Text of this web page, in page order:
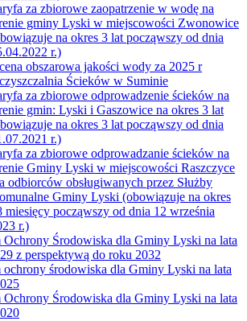
za zbiorowe zaopatrzenie w wodę na
gminy Lyski w miejscowości Zwonowice
na okres 3 lat począwszy od dnia
r.)
obszarowa jakości wody za 2025 r
Ścieków w Suminie
za zbiorowe odprowadzenie ścieków na
gmin: Lyski i Gaszowice na okres 3 lat
na okres 3 lat począwszy od dnia
r.)
za zbiorowe odprowadzanie ścieków na
Gminy Lyski w miejscowości Raszczyce
odbiorców obsługiwanych przez Służby
Gminy Lyski (obowiązuje na okres
miesięcy począwszy od dnia 12 września
r.)
Ochrony Środowiska dla Gminy Lyski na lata
z perspektywą do roku 2032
ochrony środowiska dla Gminy Lyski na lata
Ochrony Środowiska dla Gminy Lyski na lata